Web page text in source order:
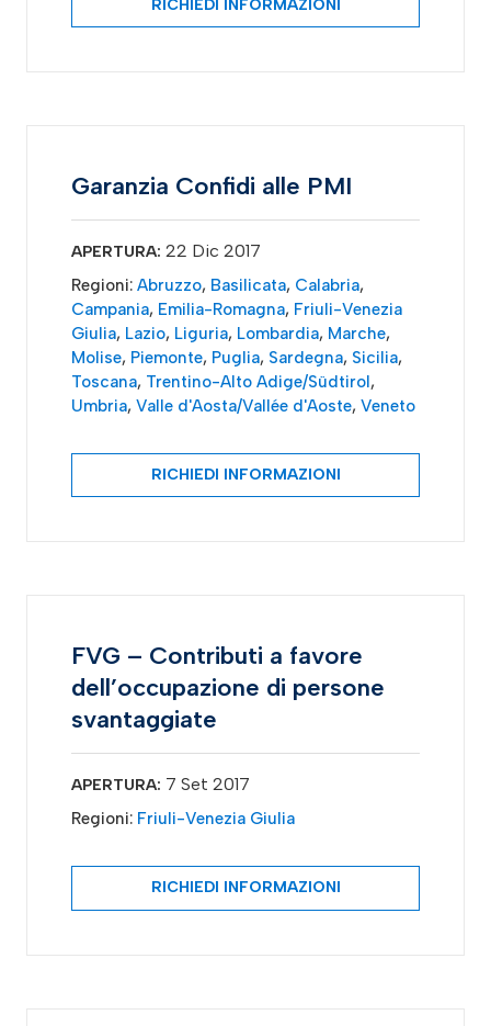
RICHIEDI INFORMAZIONI
Garanzia Confidi alle PMI
APERTURA: 22 Dic 2017
Regioni: Abruzzo, Basilicata, Calabria,
Campania, Emilia-Romagna, Friuli-Venezia
Giulia, Lazio, Liguria, Lombardia, Marche,
Molise, Piemonte, Puglia, Sardegna, Sicilia,
Toscana, Trentino-Alto Adige/Südtirol,
Umbria, Valle d'Aosta/Vallée d'Aoste, Veneto
RICHIEDI INFORMAZIONI
FVG – Contributi a favore
dell’occupazione di persone
svantaggiate
APERTURA: 7 Set 2017
Regioni: Friuli-Venezia Giulia
RICHIEDI INFORMAZIONI